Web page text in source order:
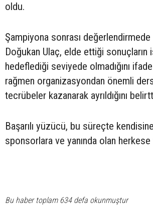
oldu.
Şampiyona sonrası değerlendirmede
Doğukan Ulaç, elde ettiği sonuçların
hedeflediği seviyede olmadığını
rağmen organizasyondan önemli
tecrübeler kazanarak ayrıldığını
Başarılı yüzücü, bu süreçte
sponsorlara ve yanında olan
Bu haber toplam 634 defa okunmuştur